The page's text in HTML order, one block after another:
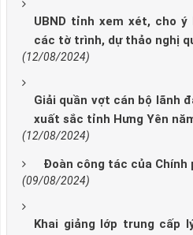
UBND tỉnh xem xét, cho
các tờ trình, dự thảo nghị
(12/08/2024)
Giải quần vợt cán bộ lãnh
xuất sắc tỉnh Hưng Yên
(12/08/2024)
Đoàn công tác của
(09/08/2024)
Khai giảng lớp trung cấp